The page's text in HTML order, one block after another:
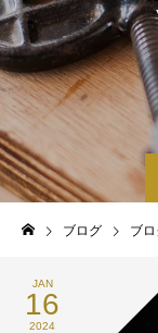
ブログ ブ
JAN
16
2024